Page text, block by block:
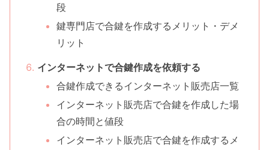
段
鍵専門店で合鍵を作成するメリット・デメ
リット
インターネットで合鍵作成を依頼する
合鍵作成できるインターネット販売店一覧
インターネット販売店で合鍵を作成した場
合の時間と値段
インターネット販売店で合鍵を作成するメ